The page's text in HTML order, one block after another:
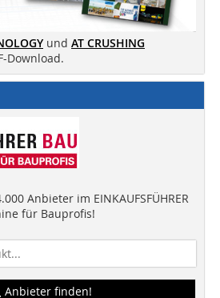
und AT CRUSHING
Download.
Anbieter im EINKAUFSFÜHRER
für Bauprofis!
Anbieter finden!